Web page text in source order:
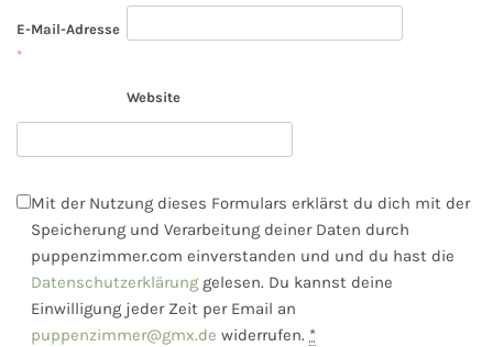
E-Mail-Adresse
*
Website
Mit der Nutzung dieses Formulars erklärst du dich mit der
Speicherung und Verarbeitung deiner Daten durch
puppenzimmer.com einverstanden und und du hast die
Datenschutzerklärung gelesen. Du kannst deine
Einwilligung jeder Zeit per Email an
puppenzimmer@gmx.de widerrufen. *